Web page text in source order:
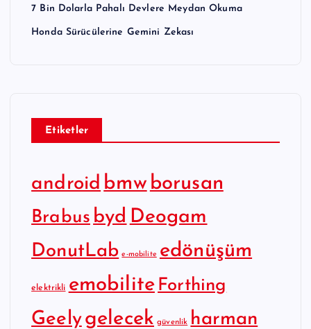
7 Bin Dolarla Pahalı Devlere Meydan Okuma
Honda Sürücülerine Gemini Zekası
Etiketler
android bmw borusan
Brabus byd Deogam
DonutLab e-mobilite edönüşüm
elektrikli emobilite Forthing
Geelygelecek güvenlik harman